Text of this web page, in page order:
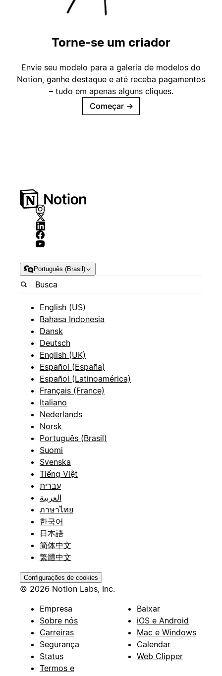
Torne-se um criador
Envie seu modelo para a galeria de modelos do
Notion, ganhe destaque e até receba pagamentos
– tudo em apenas alguns cliques.
Começar →
Português (Brasil)
English (US)
Bahasa Indonesia
Dansk
Deutsch
English (UK)
Español (España)
Español (Latinoamérica)
Français (France)
Italiano
Nederlands
Norsk
Português (Brasil)
Suomi
Svenska
Tiếng Việt
עברית
العربية
ภาษาไทย
한국어
日本語
简体中文
繁體中文
Configurações de cookies
© 2026 Notion Labs, Inc.
Empresa
Sobre nós
Carreiras
Segurança
Status
Termos e
Baixar
iOS e Android
Mac e Windows
Calendar
Web Clipper